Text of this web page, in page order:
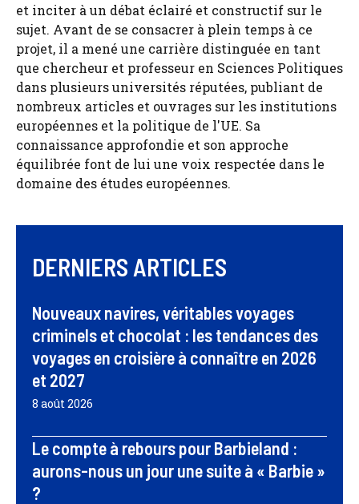
et inciter à un débat éclairé et constructif sur le
sujet. Avant de se consacrer à plein temps à ce
projet, il a mené une carrière distinguée en tant
que chercheur et professeur en Sciences Politiques
dans plusieurs universités réputées, publiant de
nombreux articles et ouvrages sur les institutions
européennes et la politique de l'UE. Sa
connaissance approfondie et son approche
équilibrée font de lui une voix respectée dans le
domaine des études européennes.
DERNIERS ARTICLES
Nouveaux navires, véritables voyages
criminels et chocolat : les tendances des
voyages en croisière à connaître en 2026
et 2027
8 août 2026
Le compte à rebours pour Barbieland :
aurons-nous un jour une suite à « Barbie »
?